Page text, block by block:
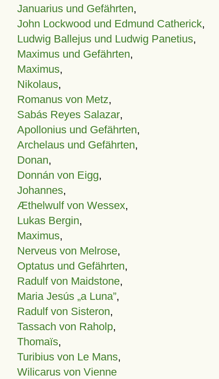
Januarius und Gefährten,
John Lockwood und Edmund Catherick,
Ludwig Ballejus und Ludwig Panetius,
Maximus und Gefährten,
Maximus,
Nikolaus,
Romanus von Metz,
Sabás Reyes Salazar,
Apollonius und Gefährten,
Archelaus und Gefährten,
Donan,
Donnán von Eigg,
Johannes,
Æthelwulf von Wessex,
Lukas Bergin,
Maximus,
Nerveus von Melrose,
Optatus und Gefährten,
Radulf von Maidstone,
Maria Jesús „a Luna”,
Radulf von Sisteron,
Tassach von Raholp,
Thomaïs,
Turibius von Le Mans,
Wilicarus von Vienne